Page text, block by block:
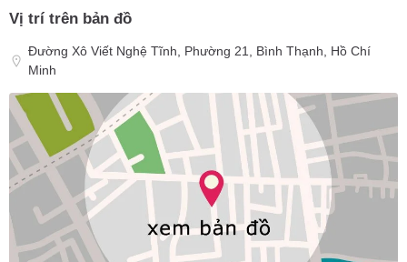
Vị trí trên bản đồ
Đường Xô Viết Nghệ Tĩnh, Phường 21, Bình Thạnh, Hồ Chí
Minh